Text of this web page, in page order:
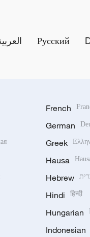
Русский
French
German
Greek
Hausa
Hebrew
Hindi हिन्दी
Hungarian
Indonesian